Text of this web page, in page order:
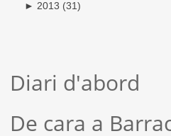
► 2013 (31)
Diari d'abord
De cara a